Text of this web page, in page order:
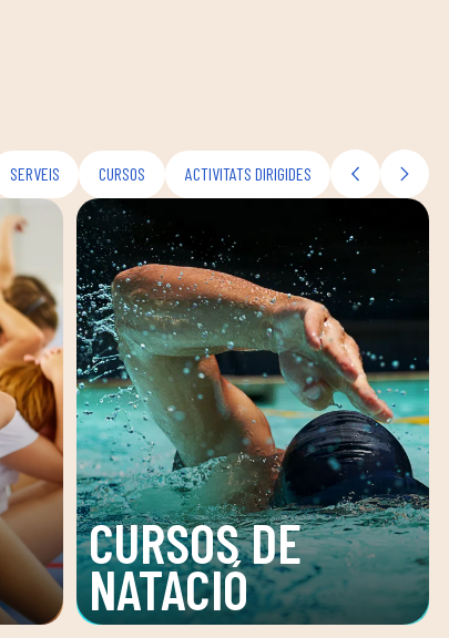
SERVEIS CURSOS ACTIVITATS DIRIGIDES
CURSOS DE
NATACIÓ